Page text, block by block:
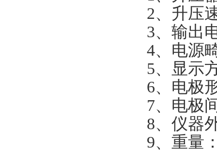
2、升压
3、输
4、电
5、显
6、电
7、电
8、仪器
9、重